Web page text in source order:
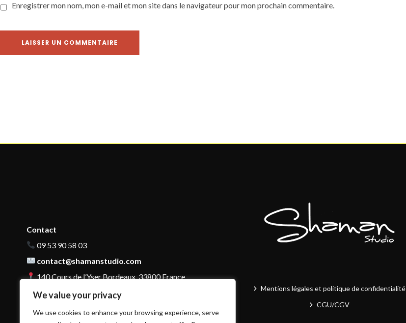
We value your privacy
We use cookies to enhance your browsing experience, serve
Enregistrer mon nom, mon e-mail et mon site dans le navigateur pour mon prochain commentaire.
Contact
09 53 90 58 03
contact@shamanstudio.com
140 Cours de l’Yser Bordeaux, 33800 France
Mentions légales et politique de confidentialité
CGU/CGV